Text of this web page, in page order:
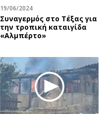
19/06/2024
Συναγερμός στο Τέξας για
την τροπική καταιγίδα
«Αλμπέρτο»